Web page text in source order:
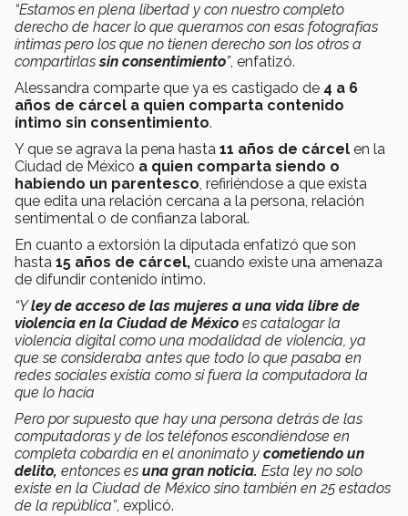
“Estamos en plena libertad y con nuestro completo
derecho de hacer lo que queramos con esas fotografías
íntimas pero los que no tienen derecho son los otros a
compartirlassin consentimiento”, enfatizó.
Alessandra comparte que ya es castigado de 4 a 6
años de cárcel a quien comparta contenido
íntimo sin consentimiento.
Y que se agrava la pena hasta 11 años de cárcel en la
Ciudad de México a quien comparta siendo o
habiendo un parentesco, refiriéndose a que exista
que edita una relación cercana a la persona, relación
sentimental o de confianza laboral.
En cuanto a extorsión la diputada enfatizó que son
hasta 15 años de cárcel, cuando existe una amenaza
de difundir contenido íntimo.
“Yley de acceso de las mujeres a una vida libre de
violencia en la Ciudad de México es catalogar la
violencia digital como una modalidad de violencia, ya
que se consideraba antes que todo lo que pasaba en
redes sociales existía como si fuera la computadora la
que lo hacía
Pero por supuesto que hay una persona detrás de las
computadoras y de los teléfonos escondiéndose en
completa cobardía en el anonimato y cometiendo un
delito, entonces es una gran noticia. Esta ley no solo
existe en la Ciudad de México sino también en 25 estados
de la república”, explicó.